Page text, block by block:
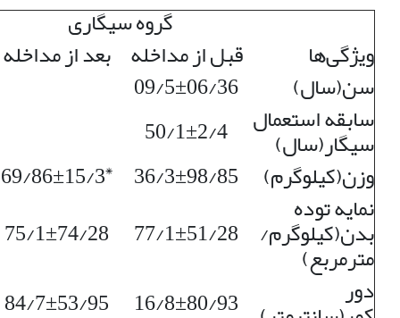
گروه سیگاری
ویژگی‌ها قبل از مداخله بعد از مداخله
سن(سال) 09/5±06/36
سابقه استعمال
سیگار(سال)
50/1±2/4
وزن(کیلوگرم)
36/3±98/85 ٭15/3±69/86
نمایه توده
بدن(کیلوگرم/
مترمربع)
77/1±51/28
75/1±74/28
دور
16/8±80/93
84/7±53/95